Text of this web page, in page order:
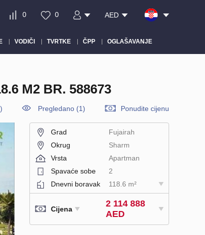
0 0 AED
VODIČI TVRTKE ČPP OGLAŠAVANJE
M2 BR. 588673
) Pregledano (1) Ponudite cijenu
Grad
Fujairah
Okrug
Sharm
Vrsta
Apartman
Spavaće sobe
2
Dnevni boravak
118.6 m²
Cijena
2 114 888
AED